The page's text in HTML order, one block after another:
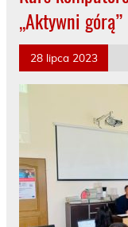
,,Aktywni górą”
28 lipca 2023